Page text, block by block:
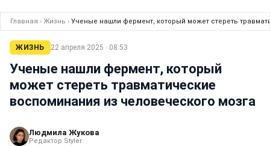
Главная › Жизнь › Ученые нашли фермент, который может стереть
ЖИЗНЬ 22 апреля 2025 · 08:53
Ученые нашли фермент, который
может стереть травматические
воспоминания из человеческого мозга
Людмила Жукова
Редактор Styler